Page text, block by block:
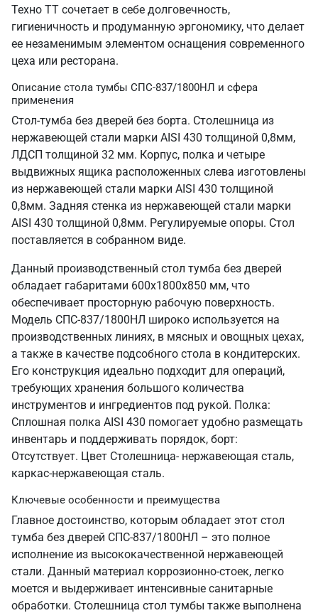
Техно ТТ сочетает в себе долговечность,
гигиеничность и продуманную эргономику, что делает
ее незаменимым элементом оснащения современного
цеха или ресторана.
Описание стола тумбы СПС-837/1800НЛ и сфера
применения
Стол-тумба без дверей без борта. Столешница из
нержавеющей стали марки AISI 430 толщиной 0,8мм,
ЛДСП толщиной 32 мм. Корпус, полка и четыре
выдвижных ящика расположенных слева изготовлены
из нержавеющей стали марки AISI 430 толщиной
0,8мм. Задняя стенка из нержавеющей стали марки
AISI 430 толщиной 0,8мм. Регулируемые опоры. Стол
поставляется в собранном виде.
Данный производственный стол тумба без дверей
обладает габаритами 600х1800х850 мм, что
обеспечивает просторную рабочую поверхность.
Модель СПС-837/1800НЛ широко используется на
производственных линиях, в мясных и овощных цехах,
а также в качестве подсобного стола в кондитерских.
Его конструкция идеально подходит для операций,
требующих хранения большого количества
инструментов и ингредиентов под рукой. Полка:
Сплошная полка AISI 430 помогает удобно размещать
инвентарь и поддерживать порядок, борт:
Отсутствует. Цвет Столешница- нержавеющая сталь,
каркас-нержавеющая сталь.
Ключевые особенности и преимущества
Главное достоинство, которым обладает этот стол
тумба без дверей СПС-837/1800НЛ – это полное
исполнение из высококачественной нержавеющей
стали. Данный материал коррозионно-стоек, легко
моется и выдерживает интенсивные санитарные
обработки. Столешница стол тумбы также выполнена